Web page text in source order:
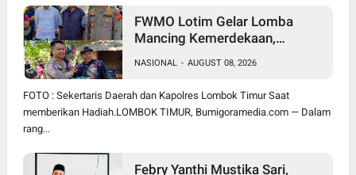
FWMO Lotim Gelar Lomba
Mancing Kemerdekaan,
Tradisi Tahunan Pererat Sinergi
Insan Pers, Polri, dan Pemda
NASIONAL - AUGUST 08, 2026
FOTO : Sekertaris Daerah dan Kapolres Lombok Timur Saat
memberikan Hadiah.LOMBOK TIMUR, Bumigoramedia.com — Dalam
rang...
Febry Yanthi Mustika Sari,